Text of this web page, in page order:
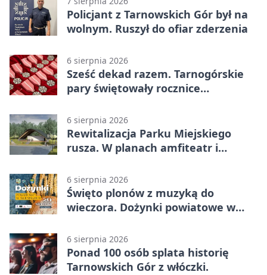
Policjant z Tarnowskich Gór był na
wolnym. Ruszył do ofiar zderzenia
6 sierpnia 2026
Sześć dekad razem. Tarnogórskie
pary świętowały rocznice
6 sierpnia 2026
Rewitalizacja Parku Miejskiego
rusza. W planach amfiteatr i
6 sierpnia 2026
Święto plonów z muzyką do
wieczora. Dożynki powiatowe w
6 sierpnia 2026
Ponad 100 osób splata historię
Tarnowskich Gór z włóczki.